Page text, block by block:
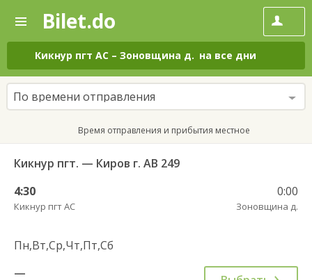
—
Поиск
и
покупка
билетов
на
автобус
онлайн
Bilet.do
Кикнур пгт АС – Зоновщина д. на все дни
По времени отправления
Время отправления и прибытия местное
Кикнур пгт. — Киров г. АВ 249
4:30
Кикнур пгт АС
0:00
Зоновщина д.
Пн,Вт,Ср,Чт,Пт,Сб
—